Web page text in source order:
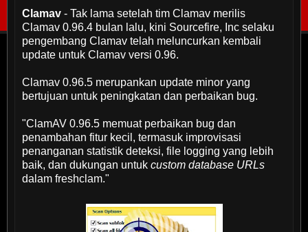
Clamav - Tak lama setelah tim Clamav merilis
Clamav 0.96.4 bulan lalu, kini Sourcefire, Inc selaku
pengembang Clamav telah meluncurkan kembali
update untuk Clamav versi 0.96.
Clamav 0.96.5 merupankan update minor yang
bertujuan untuk peningkatan dan perbaikan bug.
"ClamAV 0.96.5 memuat perbaikan bug dan
penambahan fitur kecil, termasuk improvisasi
penanganan statistik deteksi, file logging yang lebih
baik, dan dukungan untukcustom database URLs
dalam freshclam."